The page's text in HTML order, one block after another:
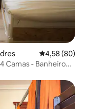
4,58 de uma
4,58 (80)
Camas - Banheiro